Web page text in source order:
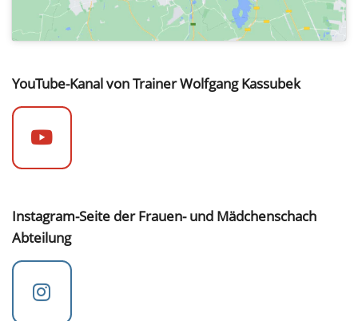
YouTube-Kanal von Trainer Wolfgang Kassubek
Instagram-Seite der Frauen- und Mädchenschach
Abteilung